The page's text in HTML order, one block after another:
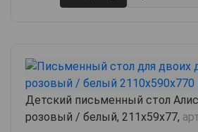
Детский письменный стол
розовый / белый, 211х59х77,